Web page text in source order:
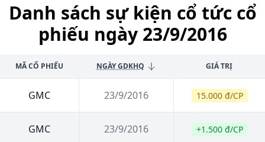
Danh sách sự kiện cổ tức cổ
phiếu ngày 23/9/2016
MÃ CỔ PHIẾU NGÀY GDKHQ GIÁ TRỊ
GMC 23/9/2016 15.000 đ/CP
GMC 23/9/2016 +1.500 đ/CP